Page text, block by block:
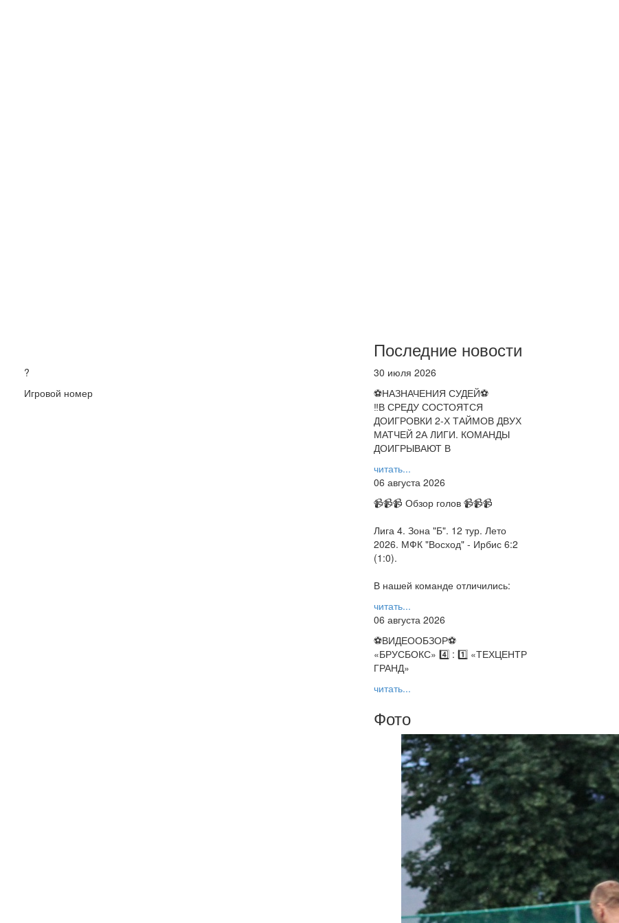
?
Игровой номер
Последние новости
30 июля 2026
⚽НАЗНАЧЕНИЯ СУДЕЙ⚽
‼В СРЕДУ СОСТОЯТСЯ
ДОИГРОВКИ 2-Х ТАЙМОВ ДВУХ
МАТЧЕЙ 2А ЛИГИ. КОМАНДЫ
ДОИГРЫВАЮТ В
читать...
06 августа 2026
📹📹📹 Обзор голов 📹📹📹
Лига 4. Зона "Б". 12 тур. Лето
2026. МФК "Восход" - Ирбис 6:2
(1:0).
В нашей команде отличились:
читать...
06 августа 2026
⚽️ВИДЕООБЗОР⚽️
«БРУСБОКС» 4️⃣ : 1️⃣ «ТЕХЦЕНТР
ГРАНД»
читать...
Фото